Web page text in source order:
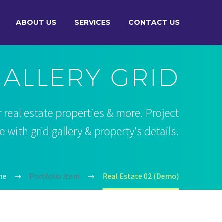
ABOUT US SERVICES CONTACT US
GRID
estate properties & more. Project
with grid gallery & property's details.
Portfolio Item Real Estate 02 (Demo)